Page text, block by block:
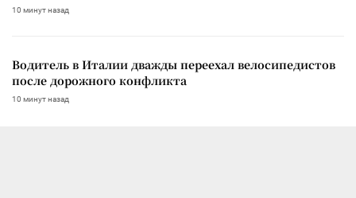
10 минут назад
Водитель в Италии дважды переехал велосипедистов
после дорожного конфликта
10 минут назад